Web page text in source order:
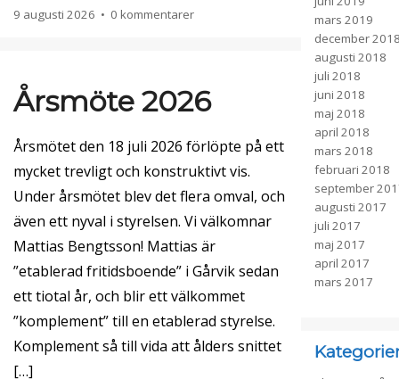
9 augusti 2026 • 0 kommentarer
Årsmöte 2026
Årsmötet den 18 juli 2026 förlöpte på ett
mycket trevligt och konstruktivt vis.
Under årsmötet blev det flera omval, och
även ett nyval i styrelsen. Vi välkomnar
Mattias Bengtsson! Mattias är
”etablerad fritidsboende” i Gårvik sedan
ett tiotal år, och blir ett välkommet
”komplement” till en etablerad styrelse.
Komplement så till vida att ålders snittet
[…]
mars 2019
december
augusti 2018
juli 2018
juni 2018
maj 2018
april 2018
mars 2018
februari 2018
september
augusti 2017
juli 2017
maj 2017
april 2017
mars 2017